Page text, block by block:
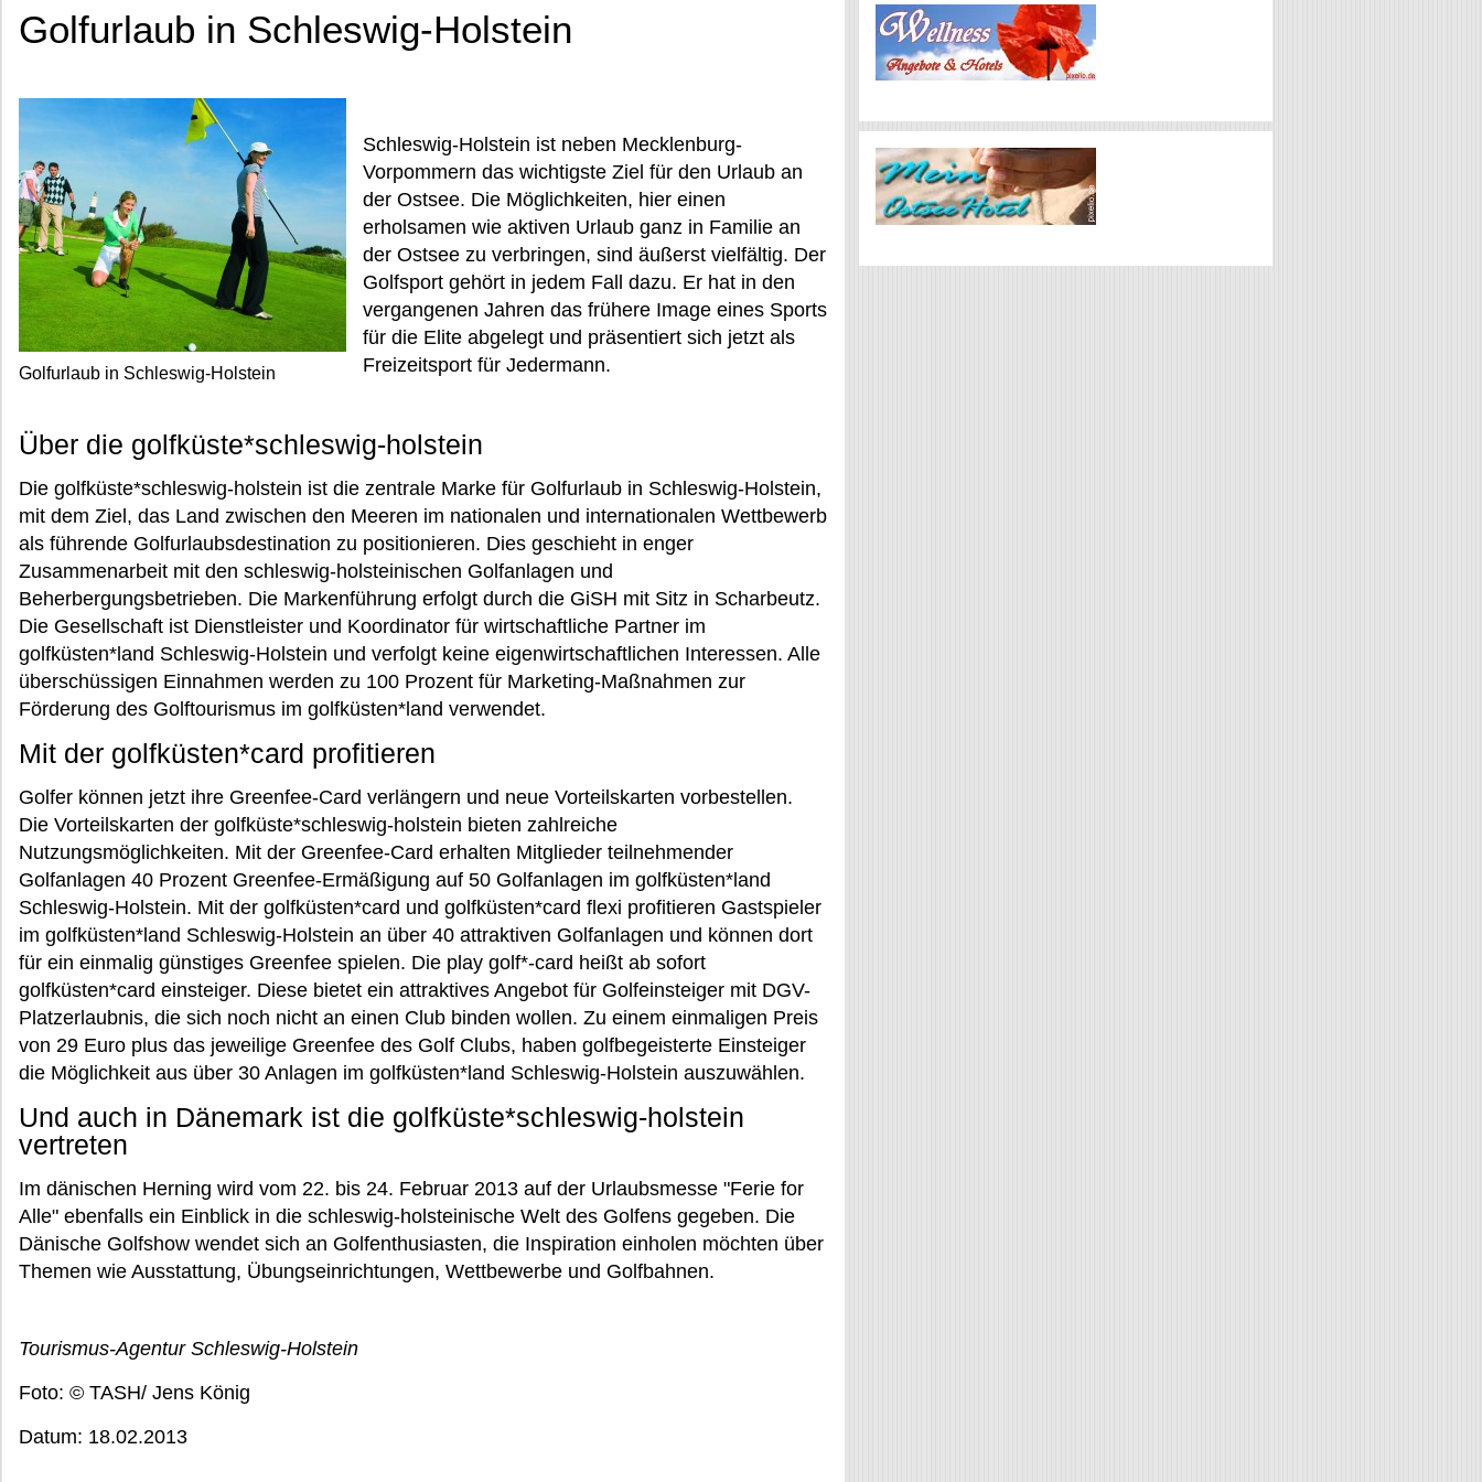
Golfurlaub in Schleswig-Holstein
Golfurlaub in Schleswig-Holstein
Schleswig-Holstein ist neben Mecklenburg-
Vorpommern das wichtigste Ziel für den Urlaub an
der Ostsee. Die Möglichkeiten, hier einen
erholsamen wie aktiven Urlaub ganz in Familie an
der Ostsee zu verbringen, sind äußerst vielfältig. Der
Golfsport gehört in jedem Fall dazu. Er hat in den
vergangenen Jahren das frühere Image eines Sports
für die Elite abgelegt und präsentiert sich jetzt als
Freizeitsport für Jedermann.
Über die golfküste*schleswig-holstein
Die golfküste*schleswig-holstein ist die zentrale Marke für Golfurlaub in Schleswig-Holstein,
mit dem Ziel, das Land zwischen den Meeren im nationalen und internationalen Wettbewerb
als führende Golfurlaubsdestination zu positionieren. Dies geschieht in enger
Zusammenarbeit mit den schleswig-holsteinischen Golfanlagen und
Beherbergungsbetrieben. Die Markenführung erfolgt durch die GiSH mit Sitz in Scharbeutz.
Die Gesellschaft ist Dienstleister und Koordinator für wirtschaftliche Partner im
golfküsten*land Schleswig-Holstein und verfolgt keine eigenwirtschaftlichen Interessen. Alle
überschüssigen Einnahmen werden zu 100 Prozent für Marketing-Maßnahmen zur
Förderung des Golftourismus im golfküsten*land verwendet.
Mit der golfküsten*card profitieren
Golfer können jetzt ihre Greenfee-Card verlängern und neue Vorteilskarten vorbestellen.
Die Vorteilskarten der golfküste*schleswig-holstein bieten zahlreiche
Nutzungsmöglichkeiten. Mit der Greenfee-Card erhalten Mitglieder teilnehmender
Golfanlagen 40 Prozent Greenfee-Ermäßigung auf 50 Golfanlagen im golfküsten*land
Schleswig-Holstein. Mit der golfküsten*card und golfküsten*card flexi profitieren Gastspieler
im golfküsten*land Schleswig-Holstein an über 40 attraktiven Golfanlagen und können dort
für ein einmalig günstiges Greenfee spielen. Die play golf*-card heißt ab sofort
golfküsten*card einsteiger. Diese bietet ein attraktives Angebot für Golfeinsteiger mit DGV-
Platzerlaubnis, die sich noch nicht an einen Club binden wollen. Zu einem einmaligen Preis
von 29 Euro plus das jeweilige Greenfee des Golf Clubs, haben golfbegeisterte Einsteiger
die Möglichkeit aus über 30 Anlagen im golfküsten*land Schleswig-Holstein auszuwählen.
Und auch in Dänemark ist die golfküste*schleswig-holstein
vertreten
Im dänischen Herning wird vom 22. bis 24. Februar 2013 auf der Urlaubsmesse "Ferie for
Alle" ebenfalls ein Einblick in die schleswig-holsteinische Welt des Golfens gegeben. Die
Dänische Golfshow wendet sich an Golfenthusiasten, die Inspiration einholen möchten über
Themen wie Ausstattung, Übungseinrichtungen, Wettbewerbe und Golfbahnen.
Tourismus-Agentur Schleswig-Holstein
Foto: © TASH/ Jens König
Datum: 18.02.2013